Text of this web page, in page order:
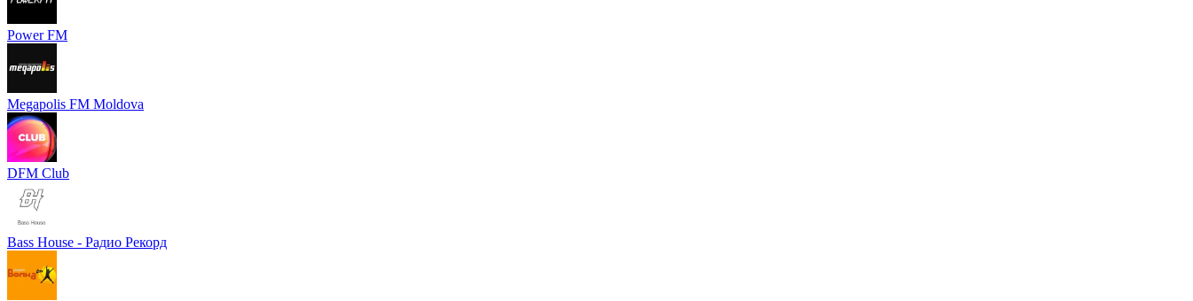
Power FM
Megapolis FM Moldova
DFM Club
Bass House - Радио Рекорд